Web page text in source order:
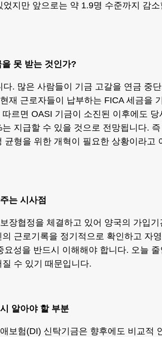
지만 앞으로는 약 1.9명 수준까지 감
못 받는 것인가?
다. 많은 사람들이 기금 고갈을 연금 중
재 근로자들이 납부하는 FICA 세금을
르면 OASI 기금이 소진된 이후에도 당
지급할 수 있을 것으로 전망됩니다. 즉
균형을 위한 개혁이 필요한 상황이라고
는 시사점
장협정을 체결하고 있어 양국의 가입
근로기록을 정기적으로 확인하고 자
요성을 반드시 이해해야 합니다. 오늘 줄
수 있기 때문입니다.
알아야 할 부분
보험(DI) 신탁기금은 향후에도 비교적